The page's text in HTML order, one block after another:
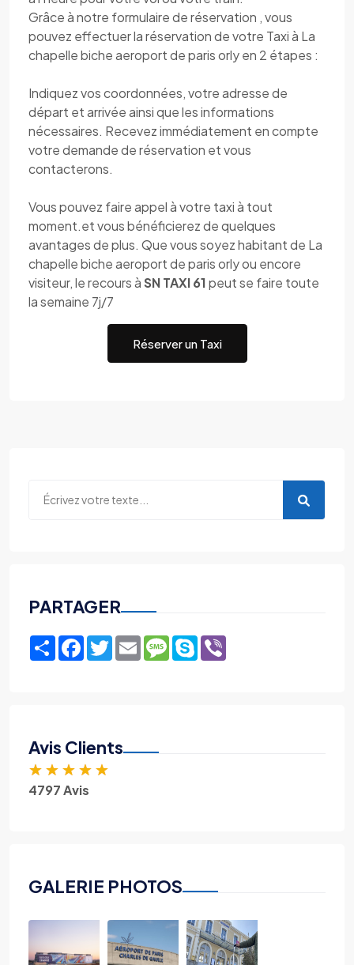
Grâce à notre formulaire de réservation , vous
pouvez effectuer la réservation de votre Taxi à La
chapelle biche aeroport de paris orly en 2 étapes :
Indiquez vos coordonnées, votre adresse de
départ et arrivée ainsi que les informations
nécessaires. Recevez immédiatement en compte
votre demande de réservation et vous
contacterons.
Vous pouvez faire appel à votre taxi à tout
moment.et vous bénéficierez de quelques
avantages de plus. Que vous soyez habitant de La
chapelle biche aeroport de paris orly ou encore
visiteur, le recours àSN TAXI 61peut se faire toute
la semaine 7j/7
Réserver un Taxi
PARTAGER
ShareFacebook
TwitterEmailMessage
Skype
Avis Clients
★ ★ ★ ★ ★
4797 Avis
GALERIE PHOTOS